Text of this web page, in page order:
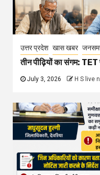
उत्तर प्रदेश खास खबर
तीन पीढ़ियों का संगम: TET
July 3, 2026 H S live